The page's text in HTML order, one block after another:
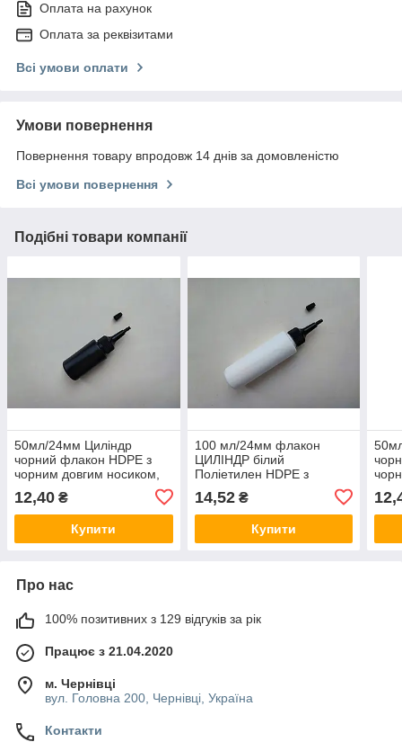
Оплата на рахунок
Оплата за реквізитами
Всі умови оплати
Умови повернення
Повернення товару впродовж 14 днів за домовленістю
Всі умови повернення
Подібні товари компанії
50мл/24мм Циліндр
чорний флакон HDPE з
чорним довгим носиком,
закруткою пластиковою,
пластмасовий для клея,
суміші
12,40 ₴
Купити
100 мл/24мм флакон
ЦИЛІНДР білий
Поліетилен HDPE з
чорним довгим носиком
24мм, закруткою
пластиковою для клея,
14,52₴
Купити
в
Про нас
100% позитивних з 129 відгуків за рік
Працює з 21.04.2020
м. Чернівці
вул. Головна 200, Чернівці, Україна
Контакти